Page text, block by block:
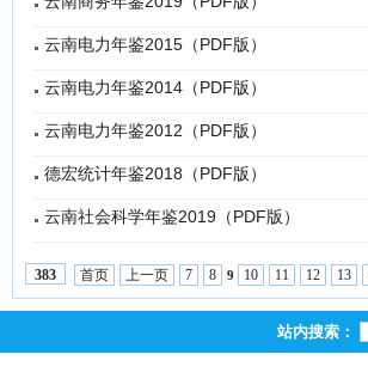
云南电力年鉴2015（PDF版）
云南电力年鉴2014（PDF版）
云南电力年鉴2012（PDF版）
德宏统计年鉴2018（PDF版）
云南社会科学年鉴2019（PDF版）
383 首页 上一页 7 8 9 10 11 12 13
站内搜索：